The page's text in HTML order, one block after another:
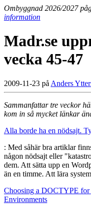
Ombyggnad 2026/2027
information
Madr.se
vecka 45-47
2009-11-23 på Anders
Sammanfattar tre veckor
kom in så mycket länkar
Alla borde ha en nödsajt.
: Med såhär bra artiklar
någon nödsajt eller
dem. Att sätta upp en
än en timme. Att lära
Choosing a DOCTYPE for
Environments